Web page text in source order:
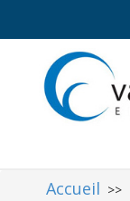
Accueil >>